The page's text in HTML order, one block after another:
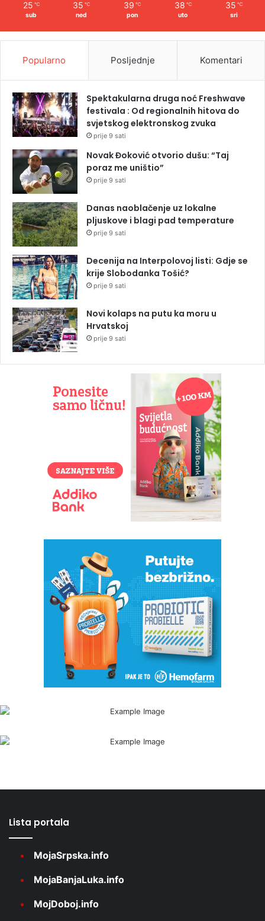
25 ℃
sub
35 ℃
ned
39 ℃
pon
38 ℃
uto
35 ℃
sri
Popularno Posljednje Komentari
Spektakularna druga noć Freshwave
festivala : Od regionalnih hitova do
svjetskog elektronskog zvuka
prije 9 sati
Novak Đoković otvorio dušu: “Taj
poraz me uništio”
prije 9 sati
Danas naoblačenje uz lokalne
pljuskove i blagi pad temperature
prije 9 sati
Decenija na Interpolovoj listi: Gdje se
krije Slobodanka Tošić?
prije 9 sati
Novi kolaps na putu ka moru u
Hrvatskoj
prije 9 sati
Lista portala
MojaSrpska.info
MojaBanjaLuka.info
MojDoboj.info